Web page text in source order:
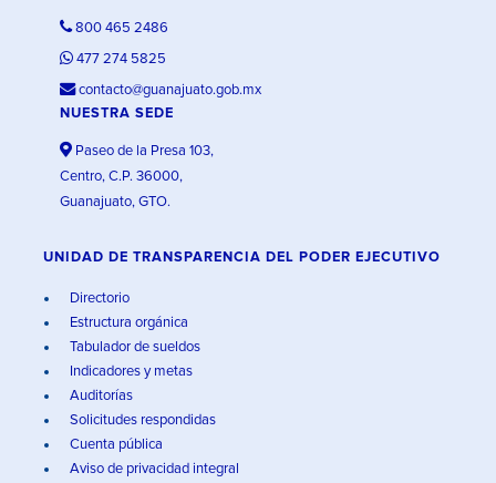
800 465 2486
477 274 5825
contacto@guanajuato.gob.mx
NUESTRA SEDE
Paseo de la Presa 103,
Centro, C.P. 36000,
Guanajuato, GTO.
UNIDAD DE TRANSPARENCIA DEL PODER EJECUTIVO
Directorio
Estructura orgánica
Tabulador de sueldos
Indicadores y metas
Auditorías
Solicitudes respondidas
Cuenta pública
Aviso de privacidad integral